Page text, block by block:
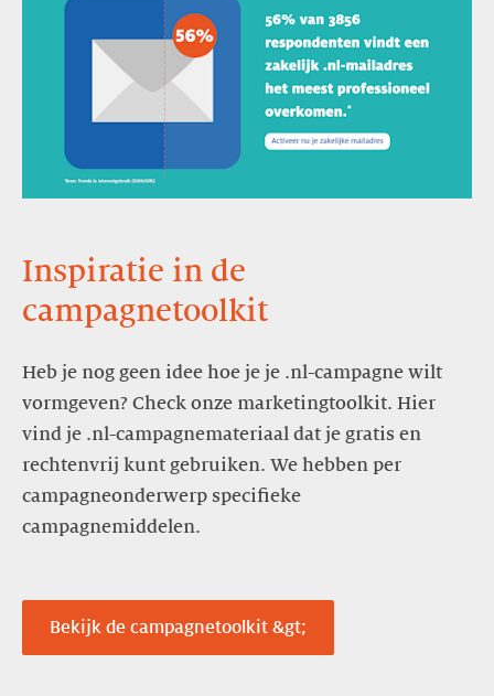
Inspiratie in de
campagnetoolkit
Heb je nog geen idee hoe je je .nl-campagne wilt
vormgeven? Check onze marketingtoolkit. Hier
vind je .nl-campagnemateriaal dat je gratis en
rechtenvrij kunt gebruiken. We hebben per
campagneonderwerp specifieke
campagnemiddelen.
Bekijk de campagnetoolkit &gt;